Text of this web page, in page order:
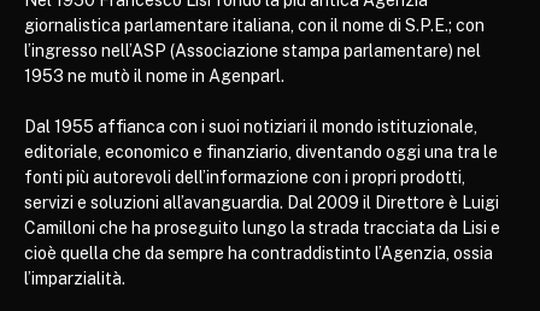
giornalistica parlamentare italiana, con il nome di S.P.E.; con
l’ingresso nell’ASP (Associazione stampa parlamentare) nel
1953 ne mutò il nome in Agenparl.
Dal 1955 affianca con i suoi notiziari il mondo istituzionale,
editoriale, economico e finanziario, diventando oggi una tra le
fonti più autorevoli dell’informazione con i propri prodotti,
servizi e soluzioni all’avanguardia. Dal 2009 il Direttore è Luigi
Camilloni che ha proseguito lungo la strada tracciata da Lisi e
cioè quella che da sempre ha contraddistinto l’Agenzia, ossia
l’imparzialità.